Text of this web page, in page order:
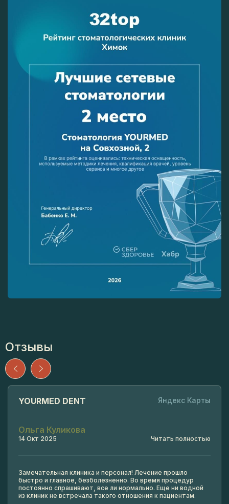
Отзывы
YOURMED DENT Яндекс Карты
Ольга Куликова
14 Окт 2025 Читать полностью
Замечательная клиника и персонал! Лечение прошло
быстро и главное, безболезненно. Во время процедур
постоянно спрашивают, все ли нормально. Еще ни водной
из клиник не встречала такого отношения к пациентам.